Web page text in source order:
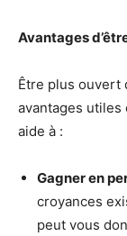
Avantages
Être plus ouvert
avantages utiles
aide à :
Gagner en
croyances
peut vous